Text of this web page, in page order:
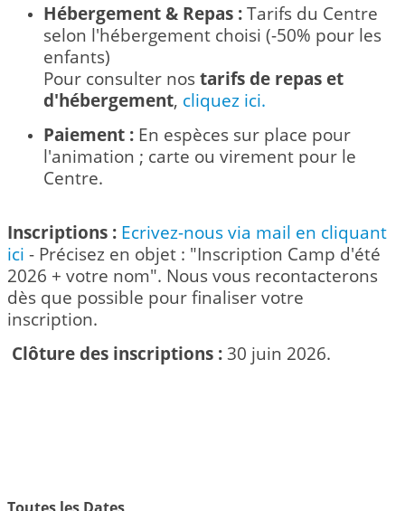
Hébergement & Repas : Tarifs du Centre
selon l'hébergement choisi (-50% pour les
enfants)
Pour consulter nos tarifs de repas et
d'hébergement, cliquez ici.
Paiement : En espèces sur place pour
l'animation ; carte ou virement pour le
Centre.
Inscriptions : Ecrivez-nous via mail en cliquant
ici - Précisez en objet : "Inscription Camp d'été
2026 + votre nom". Nous vous recontacterons
dès que possible pour finaliser votre
inscription.
Clôture des inscriptions : 30 juin 2026.